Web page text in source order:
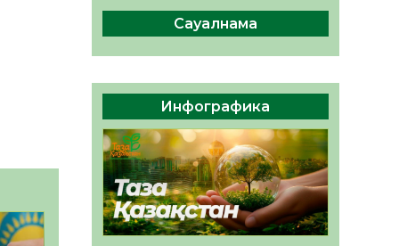
беруге дайын
ӘРБІР ДАУЫС – ҚОҒАМ
ДАМУЫНА ҚОСЫЛҒАН
ҮЛЕС
05.08.2026
35 0
Сауалнама
Инфографика